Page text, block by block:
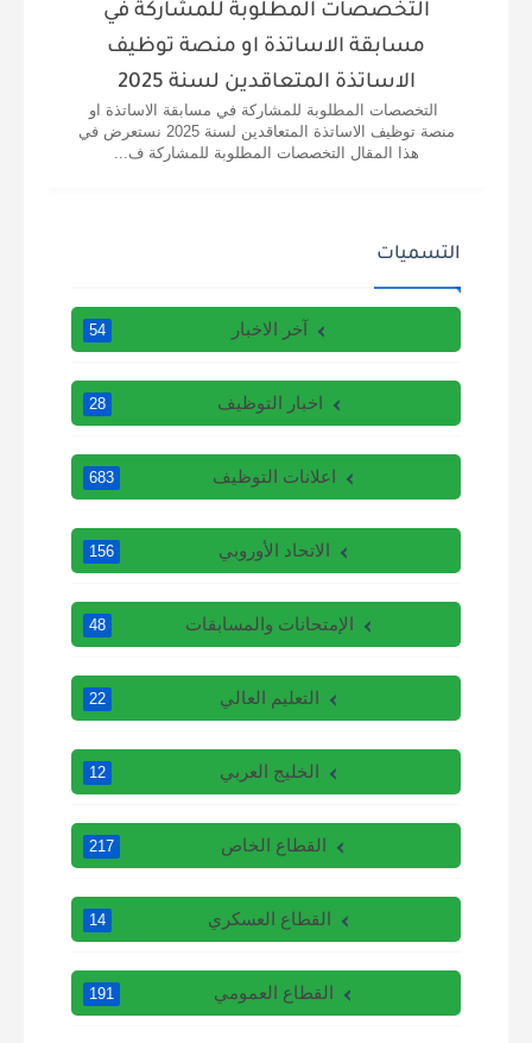
التخصصات المطلوبة للمشاركة في
مسابقة الاساتذة او منصة توظيف
الاساتذة المتعاقدين لسنة 2025
التخصصات المطلوبة للمشاركة في مسابقة الاساتذة او
منصة توظيف الاساتذة المتعاقدين لسنة 2025 نستعرض في
هذا المقال التخصصات المطلوبة للمشاركة ف...
التسميات
آخر الاخبار 54
اخبار التوظيف 28
اعلانات التوظيف 683
الاتحاد الأوروبي 156
الإمتحانات والمسابقات 48
التعليم العالي 22
الخليج العربي 12
القطاع الخاص 217
القطاع العسكري 14
القطاع العمومي 191